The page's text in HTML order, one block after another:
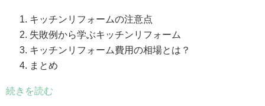
キッチンリフォームの注意点
失敗例から学ぶキッチンリフォーム
キッチンリフォーム費用の相場とは？
まとめ
続きを読む